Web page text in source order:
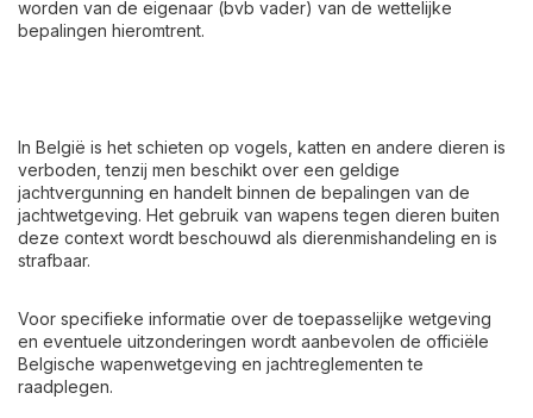
worden van de eigenaar (bvb vader) van de wettelijke
bepalingen hieromtrent.
​In België is het schieten op vogels, katten en andere dieren is
verboden, tenzij men beschikt over een geldige
jachtvergunning en handelt binnen de bepalingen van de
jachtwetgeving. Het gebruik van wapens tegen dieren buiten
deze context wordt beschouwd als dierenmishandeling en is
strafbaar.​
Voor specifieke informatie over de toepasselijke wetgeving
en eventuele uitzonderingen wordt aanbevolen de officiële
Belgische wapenwetgeving en jachtreglementen te
raadplegen.